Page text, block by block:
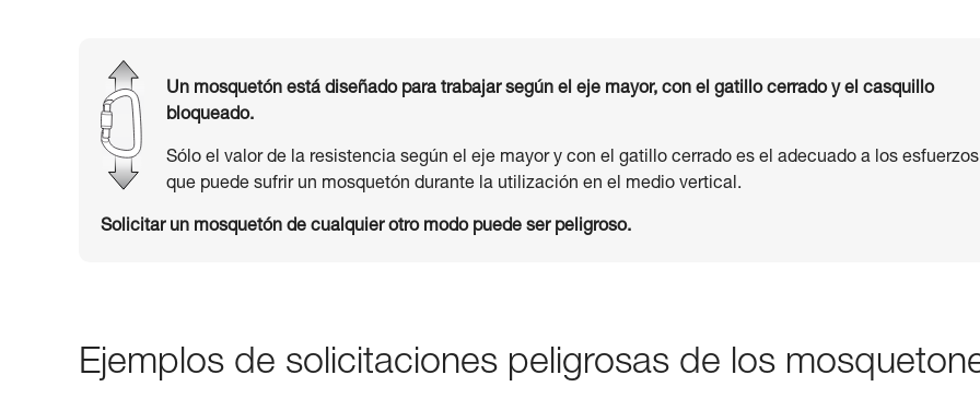
Un mosquetón está diseñado para trabajar según el eje mayor, con el gatillo cerrado y el casquillo
bloqueado.
Sólo el valor de la resistencia según el eje mayor y con el gatillo cerrado es el adecuado a los esfuerzos
que puede sufrir un mosquetón durante la utilización en el medio vertical.
Solicitar un mosquetón de cualquier otro modo puede ser peligroso.
Ejemplos de solicitaciones peligrosas de los